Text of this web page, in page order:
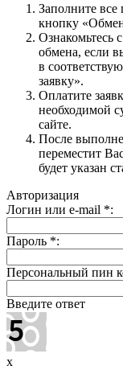
Заполните
кнопку
Ознакомьтесь
обмена, если
в
заявку».
Оплатите
необходимой
сайте.
После
переместит
будет указан
Авторизация
Логин или e-mail *:
Пароль *:
Персональный пин
Введите ответ
x